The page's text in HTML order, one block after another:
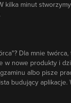
kilka minut
Dla mnie
w nowe produkty i
albo pisze
budujący